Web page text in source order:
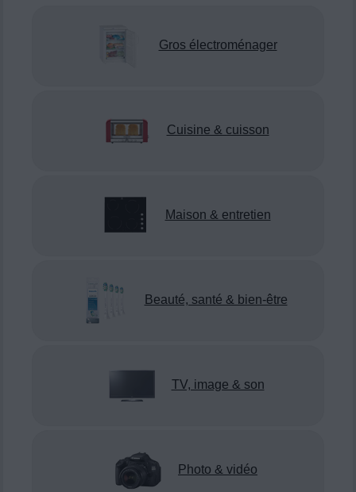
Gros électroménager
Cuisine & cuisson
Maison & entretien
Beauté, santé & bien-être
TV, image & son
Photo & vidéo